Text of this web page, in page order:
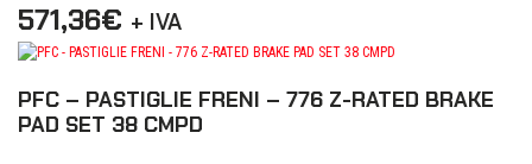
571,36€ + IVA
PFC – PASTIGLIE FRENI – 776 Z-RATED BRAKE
PAD SET 38 CMPD